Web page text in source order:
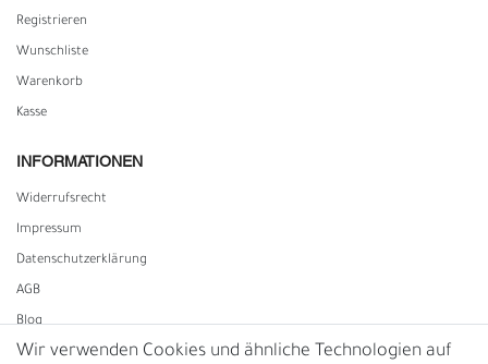
Registrieren
Wunschliste
Warenkorb
Kasse
INFORMATIONEN
Widerrufs­recht
Impressum
Daten­schutz­erklärung
AGB
Blog
Wir verwenden Cookies und ähnliche Technologien auf